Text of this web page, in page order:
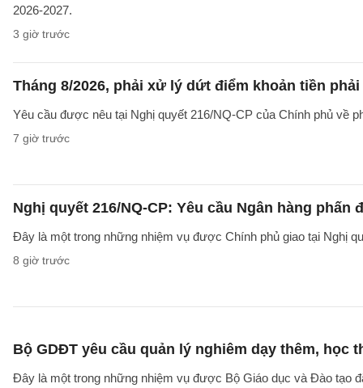
2026-2027.
3 giờ trước
Tháng 8/2026, phải xử lý dứt điểm khoản tiền
Yêu cầu được nêu tại Nghị quyết 216/NQ-CP của Chính phủ về
7 giờ trước
Nghị quyết 216/NQ-CP: Yêu cầu Ngân hàng phấn
Đây là một trong những nhiệm vụ được Chính phủ giao tại Nghị
8 giờ trước
Bộ GDĐT yêu cầu quản lý nghiêm dạy thêm, học
Đây là một trong những nhiệm vụ được Bộ Giáo dục và Đào tạo